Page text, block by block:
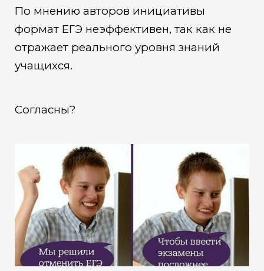
По мнению авторов инициативы
формат ЕГЭ неэффективен, так как не
отражает реального уровня знаний
учащихся.
Согласны?